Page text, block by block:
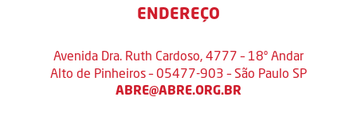
ENDEREÇO
Avenida Dra. Ruth Cardoso, 4777 – 18º Andar
Alto de Pinheiros – 05477-903 – São Paulo SP
ABRE@ABRE.ORG.BR